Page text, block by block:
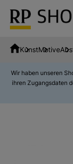
KunstMotive
Wir haben unseren
ihren Zugangsdaten